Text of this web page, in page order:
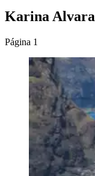
Karina
Página 1